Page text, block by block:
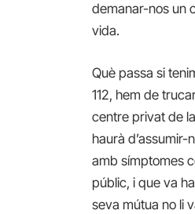
demanar-nos un
vida.
Què passa si
112, hem de
centre privat de
haurà
amb símptomes
públic, i que va
seva mútua no li